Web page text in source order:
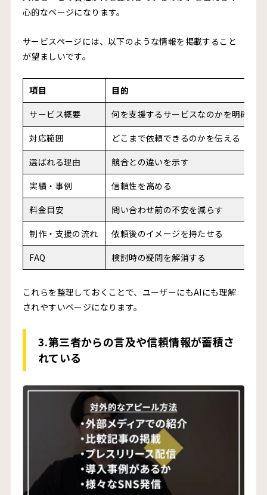
心的なページになります。
サービスページには、以下のような情報を掲載すること
が望ましいです。
項目
目的
サービス概要
何を支援するサービスなのかを明確に
対応範囲
どこまで依頼できるのかを伝える
選ばれる理由
競合との違いを示す
実績・事例
信頼性を高める
料金目安
問い合わせ前の不安を減らす
制作・支援の流れ
依頼後のイメージを持たせる
FAQ
検討時の疑問を解消する
これらを整理しておくことで、ユーザーにもAIにも理解
されやすいページになります。
3.第三者からの言及や信頼情報が蓄積さ
れている